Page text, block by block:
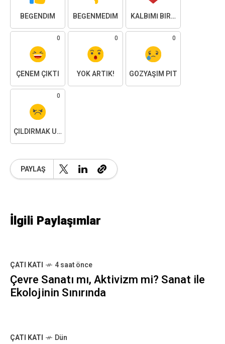
BEĞENDIM BEĞENMEDIM KALBIMI BIRAKTIM
0
ÇENEM ÇIKTI
0
YOK ARTIK!
0
GÖZYAŞIM PIT
0
ÇILDIRMAK ÜZEREYIM
PAYLAŞ
İlgili Paylaşımlar
ÇATI KATI 4 saat önce
Çevre Sanatı mı, Aktivizm mi? Sanat ile
Ekolojinin Sınırında
ÇATI KATI Dün